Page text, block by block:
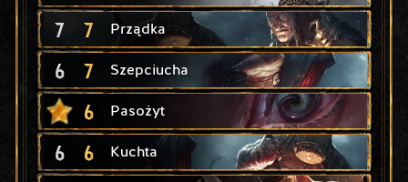
7 7 Prządka
6 7 Szepciucha
6 Pasożyt
6 6 Kuchta